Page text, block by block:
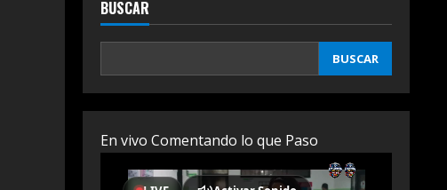
BUSCAR
BUSCAR
En vivo Comentando lo que Paso